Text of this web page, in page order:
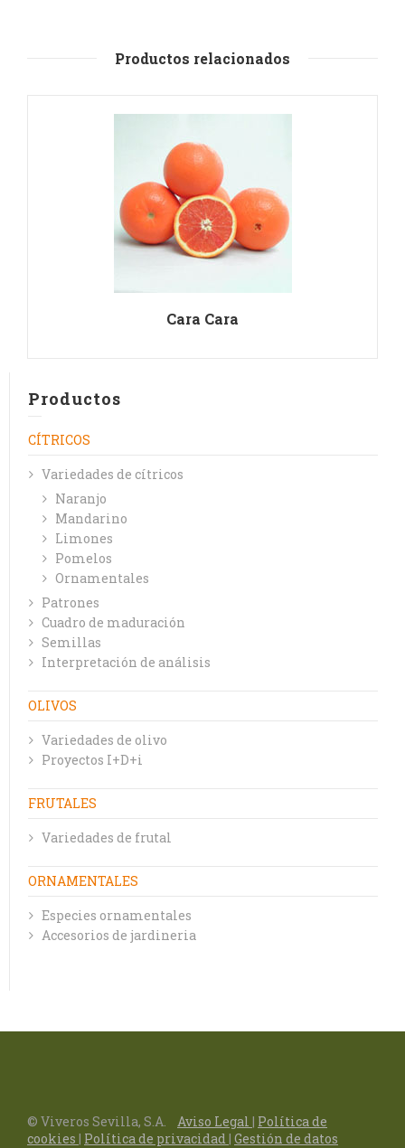
Productos relacionados
Cara Cara
Productos
CÍTRICOS
Variedades de cítricos
Naranjo
Mandarino
Limones
Pomelos
Ornamentales
Patrones
Cuadro de maduración
Semillas
Interpretación de análisis
OLIVOS
Variedades de olivo
Proyectos I+D+i
FRUTALES
Variedades de frutal
ORNAMENTALES
Especies ornamentales
Accesorios de jardineria
© Viveros Sevilla, S.A. Aviso Legal | Política de
cookies | Política de privacidad| Gestión de datos